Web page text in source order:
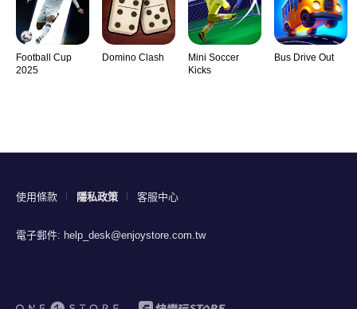
Football Cup
2025
Domino Clash
Mini Soccer
Kicks
Bus Drive Out
使用條款 隱私政策 客服中心
電子郵件: help_desk@enjoystore.com.tw